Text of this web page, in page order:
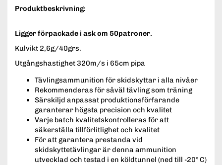
Produktbeskrivning:
Ligger förpackade i ask om 50patroner.
Kulvikt 2,6g/40grs.
Utgångshastighet 320m/s i 65cm pipa
Tävlingsammunition för skidskyttar i alla nivåer
Rekommenderas för såväl tävling som träning
Särskiljd anpassat produktionsförfarande
garanterar högsta precision och kvalitet
Varje batch kvalitetskontrolleras för att
säkerställa tillförlitlighet och kvalitet
För att garantera prestanda vid
skidskyttetävlingar är denna ammunition
utvecklad och testad i en köldtunnel (ned till -20° C)